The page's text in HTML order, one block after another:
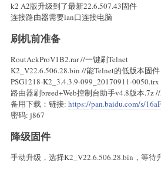
k2 A2版升级到了最新22.6.507.43固件
连接路由器需要lan口连接电脑
刷机前准备
RoutAckProV1B2.rar //一键刷Telnet
K2_V22.6.506.28.bin //能Telnet的低版本固件
PSG1218-K2_3.4.3.9-099_20170911-
路由器刷breed+Web控制台助手v4.8版本.7z
备用下载：链接: https://pan.baidu.com/s/
密码: j867
降级固件
手动升级，选择K2_V22.6.506.28.bin，等待